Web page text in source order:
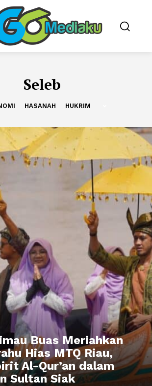
Seleb
HASANAH HUKRIM
Buas Meriahkan
Hias MTQ Riau,
Al-Qur’an dalam
Sultan Siak